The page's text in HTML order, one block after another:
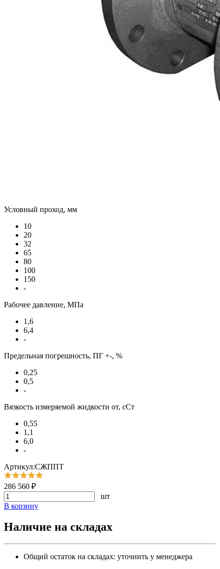
Условный проход, мм
10
20
32
65
80
100
150
-
Рабочее давление, МПа
1,6
6,4
-
Предельная погрешность, ПГ +-, %
0,25
0,5
-
Вязкость измеряемой жидкости от, сСт
0,55
1,1
6,0
-
Артикул:СЖППТ
286 560 ₽
шт
В корзину
Наличие на складах
Общий остаток на складах: уточнить у менеджера